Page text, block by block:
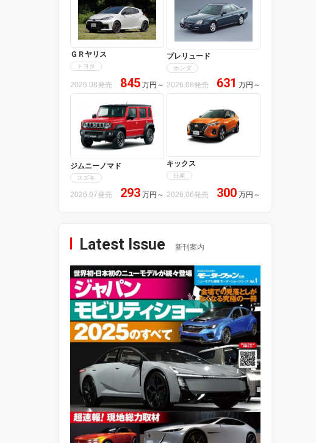
ＧＲヤリス
トヨタ
2026.08発売 845 万円 ～
プレリュード
ホンダ
2026.08発売 631 万円 ～
ジムニーノマド
スズキ
2026.07発売 293 万円 ～
キックス
日産
2026.06発売 300 万円 ～
Latest Issue 新刊案内